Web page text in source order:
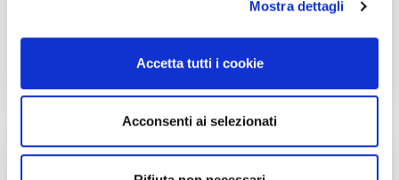
Mostra dettagli
Accetta tutti i cookie
Acconsenti ai selezionati
Grafico che mostra l'autonomia in chilometri ottenibile
615 km
36’ Ricarica Completa:743 km